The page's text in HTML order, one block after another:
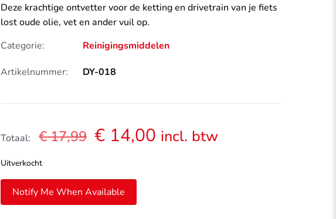
Deze krachtige ontvetter voor de ketting en drivetrain van je fiets
lost oude olie, vet en ander vuil op.
Categorie:
Reinigingsmiddelen
Artikelnummer: DY-018
Totaal: €17,99 Oorspronkelijke
€ 17,99.
€ 14,00 Huidige
incl. btw
Uitverkocht
Notify Me When Available